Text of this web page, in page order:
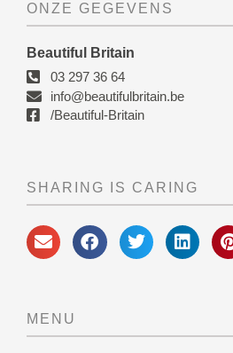
ONZE GEGEVENS
Beautiful Britain
03 297 36 64
info@beautifulbritain.be
/Beautiful-Britain
SHARING IS CARING
MENU